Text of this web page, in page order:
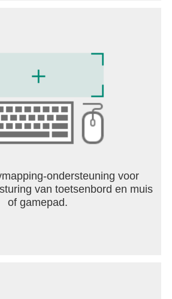
ondersteuning voor
van toetsenbord en muis
of gamepad.